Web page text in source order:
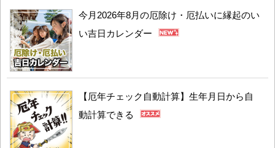
今月2026年8月の厄除け・厄払いに縁起のい
い吉日カレンダー
【厄年チェック自動計算】生年月日から自
動計算できる